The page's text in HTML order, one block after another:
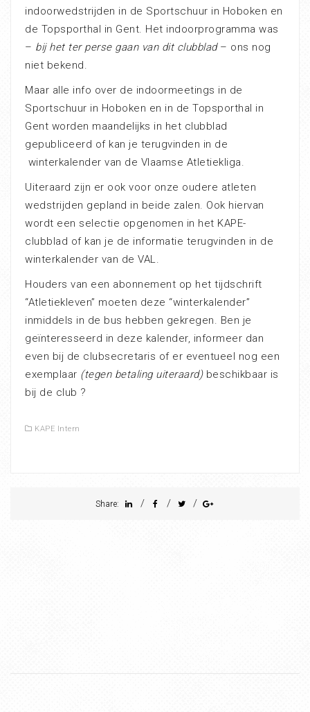
indoorwedstrijden in de Sportschuur in Hoboken en
de Topsporthal in Gent. Het indoorprogramma was
– bij het ter perse gaan van dit clubblad – ons nog
niet bekend.
Maar alle info over de indoormeetings in de
Sportschuur in Hoboken en in de Topsporthal in
Gent worden maandelijks in het clubblad
gepubliceerd of kan je terugvinden in de
winterkalender van de Vlaamse Atletiekliga.
Uiteraard zijn er ook voor onze oudere atleten
wedstrijden gepland in beide zalen. Ook hiervan
wordt een selectie opgenomen in het KAPE-
clubblad of kan je de informatie terugvinden in de
winterkalender van de VAL.
Houders van een abonnement op het tijdschrift
“Atletiekleven” moeten deze “winterkalender”
inmiddels in de bus hebben gekregen. Ben je
geïnteresseerd in deze kalender, informeer dan
even bij de clubsecretaris of er eventueel nog een
exemplaar (tegen betaling uiteraard) beschikbaar is
bij de club ?
KAPE Intern
Share: / / /